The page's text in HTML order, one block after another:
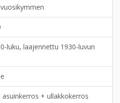
vuosikymmen
luku, laajennettu 1930-luvun
+ ullakkokerros